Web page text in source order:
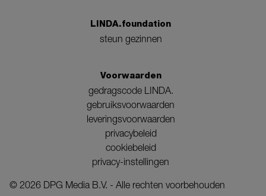
LINDA.foundation
steun gezinnen
Voorwaarden
gedragscode LINDA.
gebruiksvoorwaarden
leveringsvoorwaarden
privacybeleid
cookiebeleid
privacy-instellingen
© 2026 DPG Media B.V. - Alle rechten voorbehouden